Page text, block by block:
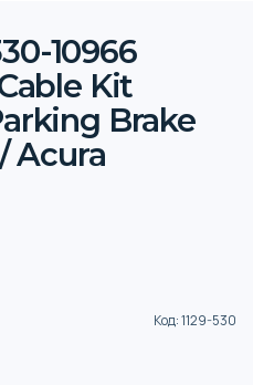
10966
Kit
Brake
Acura
Код:1129-530